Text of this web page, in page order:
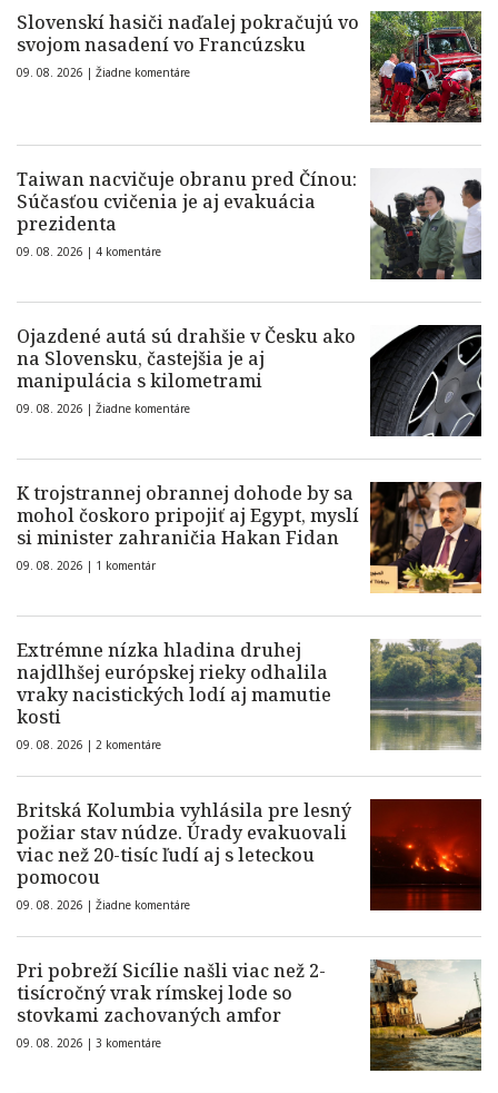
Slovenskí hasiči naďalej pokračujú vo
svojom nasadení vo Francúzsku
09. 08. 2026 | Žiadne komentáre
Taiwan nacvičuje obranu pred Čínou:
Súčasťou cvičenia je aj evakuácia
prezidenta
09. 08. 2026 | 4 komentáre
Ojazdené autá sú drahšie v Česku ako
na Slovensku, častejšia je aj
manipulácia s kilometrami
09. 08. 2026 | Žiadne komentáre
K trojstrannej obrannej dohode by sa
mohol čoskoro pripojiť aj Egypt, myslí
si minister zahraničia Hakan Fidan
09. 08. 2026 | 1 komentár
Extrémne nízka hladina druhej
najdlhšej európskej rieky odhalila
vraky nacistických lodí aj mamutie
kosti
09. 08. 2026 | 2 komentáre
Britská Kolumbia vyhlásila pre lesný
požiar stav núdze. Úrady evakuovali
viac než 20-tisíc ľudí aj s leteckou
pomocou
09. 08. 2026 | Žiadne komentáre
Pri pobreží Sicílie našli viac než 2-
tisícročný vrak rímskej lode so
stovkami zachovaných amfor
09. 08. 2026 | 3 komentáre